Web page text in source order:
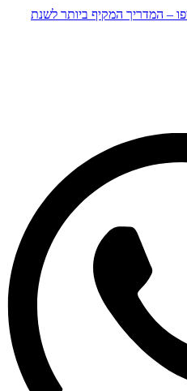
– המדריך המקיף ביותר לשנת